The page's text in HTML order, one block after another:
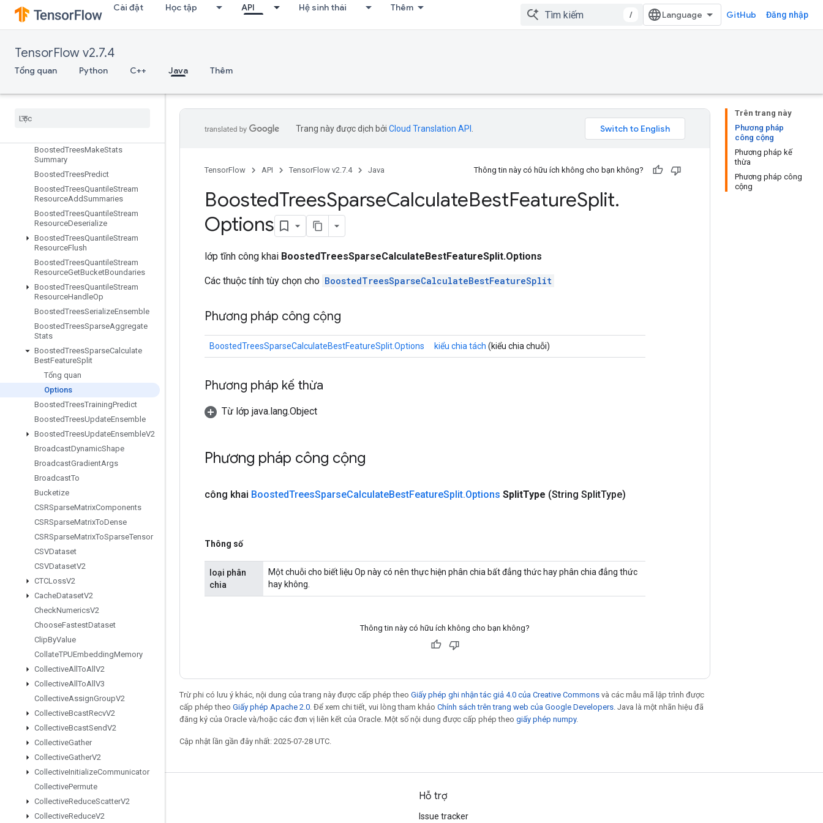
Cài đặt Học tập API Hệ sinh thái Thêm
/ GitHub Đăng nhập
TensorFlow v2.7.4
Tổng quan Python C++ Java Thêm
BoostedTreesCreateQuantileStreamResource
BoostedTreesDeserializeEnsembl
e
BoostedTreesEnsembleResourceHandleOp
puts
Summaries
BoostedTreesMakeStats
Summary
BoostedTreesPredict
BoostedTreesQuantileStream
ResourceAddSummaries
BoostedTreesQuantileStream
ResourceDeserialize
BoostedTreesQuantileStream
ResourceFlush
BoostedTreesQuantileStream
ResourceGetBucketBoundaries
BoostedTreesQuantileStream
ResourceHandleOp
BoostedTreesSerializeEnsemble
BoostedTreesSparseAggregate
Stats
BoostedTreesSparseCalculate
BestFeatureSplit
Tổng quan
Options
BoostedTreesTrainingPredict
BoostedTreesUpdateEnsemble
BoostedTreesUpdateEnsembleV2
BroadcastDynamicShape
BroadcastGradientArgs
BroadcastTo
Bucketize
CSRSparseMatrixComponents
CSRSparseMatrixToDense
CSRSparseMatrixToSparseTensor
CSVDataset
CSVDatasetV2
CTCLossV2
CacheDatasetV2
CheckNumericsV2
ChooseFastestDataset
ClipByValue
CollateTPUEmbeddingMemory
CollectiveAll ToAll V2
CollectiveAll ToAll V3
CollectiveAssignGroupV2
CollectiveBcastRecvV2
CollectiveBcastSendV2
CollectiveGather
CollectiveGatherV2
CollectiveInitializeCommunicator
CollectivePermute
CollectiveReduceScatterV2
CollectiveReduceV2
Trên trang này
Phương pháp
công cộng
Phương pháp kế
thừa
Phương pháp công
cộng
Trang này được dịch bởi Cloud Translation API
TensorFlow API TensorFlow v2.7.4 Java Thông tin này có hữu ích không cho bạn không?
BoostedTreesSparseCalculateBestFeatureSplit.
Options
lớp tĩnh công khai BoostedTreesSparseCalculateBestFeatureSplit.Options
Các thuộc tính tùy chọn cho BoostedTreesSparseCalculateBestFeatureSplit
Phương pháp công cộng
BoostedTreesSparseCalculateBestFeatureSplit.Options kiểu chia tách (kiểu chia chuỗi)
Phương pháp kế thừa
Từ lớp java.lang.Object
Phương pháp công cộng
công khai BoostedTreesSparseCalculateBestFeatureSplit.Options SplitType (String SplitType)
Thông số
loại phân
chia
Một chuỗi cho biết liệu Op này có nên thực hiện phân chia bất đẳng thức hay phân chia đẳng thức
hay không.
Thông tin này có hữu ích không cho bạn không?
Trừ phi có lưu ý khác, nội dung của trang này được cấp phép theo Giấy phép ghi nhận tác giả 4.0 của Creative Commons và các mẫu mã lập trình được
cấp phép theo Giấy phép Apache 2.0 . Để xem chi tiết, vui lòng tham khảo Chính sách trên trang web của Google Developers . Java là một nhãn hiệu đã
đăng ký của Oracle và/hoặc các đơn vị liên kết của Oracle. Một số nội dung được cấp phép theo giấy phép numpy.
Cập nhật lần gần đây nhất: 2025-07-28 UTC.
Giữ liên lạc
Blog
Hỗ trợ
Issue tracker